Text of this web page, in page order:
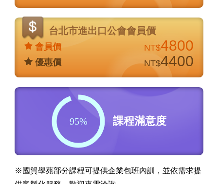
台北市進出口公會會員價
會員價 NT$4800
優惠價 NT$4400
95% 課程滿意度
※國貿學苑部分課程可提供企業包班內訓，並依需求提